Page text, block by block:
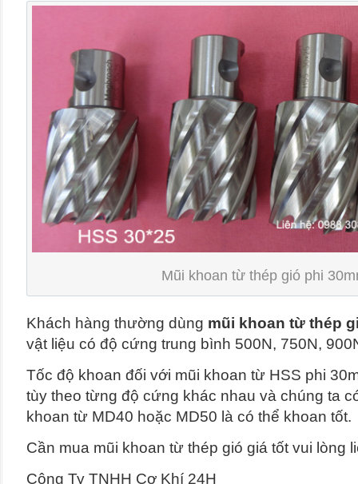
Mũi khoan từ thép gió phi
Khách hàng thường dùng mũi khoan từ thép
vật liệu có độ cứng trung bình 500N, 750N,
Tốc độ khoan đối với mũi khoan từ HSS phi
tùy theo từng độ cứng khác nhau và chúng ta
khoan từ MD40 hoặc MD50 là có thể khoan tốt.
Cần mua mũi khoan từ thép gió giá tốt vui lòng
Công Ty TNHH Cơ Khí 24H